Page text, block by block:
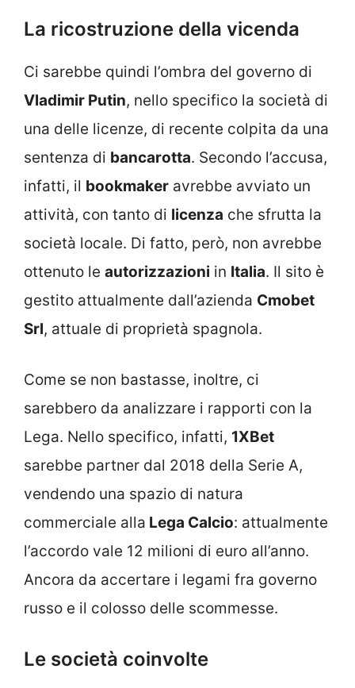
La ricostruzione della vicenda
Ci sarebbe quindi l’ombra del governo di
Vladimir Putin, nello specifico la società di
una delle licenze, di recente colpita da una
sentenza di bancarotta. Secondo l’accusa,
infatti, il bookmaker avrebbe avviato un
attività, con tanto di licenza che sfrutta la
società locale. Di fatto, però, non avrebbe
ottenuto le autorizzazioni in Italia. Il sito è
gestito attualmente dall’azienda Cmobet
Srl, attuale di proprietà spagnola.
Come se non bastasse, inoltre, ci
sarebbero da analizzare i rapporti con la
Lega. Nello specifico, infatti, 1XBet
sarebbe partner dal 2018 della Serie A,
vendendo una spazio di natura
commerciale alla Lega Calcio: attualmente
l’accordo vale 12 milioni di euro all’anno.
Ancora da accertare i legami fra governo
russo e il colosso delle scommesse.
Le società coinvolte